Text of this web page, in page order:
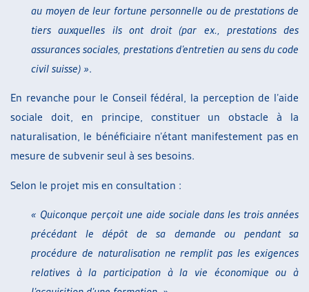
au moyen de leur fortune personnelle ou de prestations de
tiers auxquelles ils ont droit (par ex., prestations des
assurances sociales, prestations d’entretien au sens du code
civil suisse) ».
En revanche pour le Conseil fédéral, la perception de l’aide
sociale doit, en principe, constituer un obstacle à la
naturalisation, le bénéficiaire n’étant manifestement pas en
mesure de subvenir seul à ses besoins.
Selon le projet mis en consultation :
« Quiconque perçoit une aide sociale dans les trois années
précédant le dépôt de sa demande ou pendant sa
procédure de naturalisation ne remplit pas les exigences
relatives à la participation à la vie économique ou à